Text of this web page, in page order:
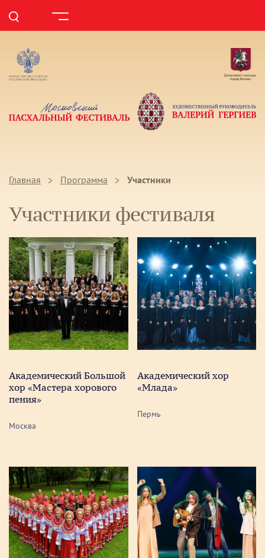
Главная Программа Участники
Участники фестиваля
Академический Большой
хор «Мастера хорового
пения»
Москва
Академический хор
«Млада»
Пермь